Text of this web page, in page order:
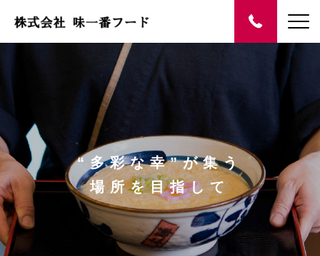
“多彩な幸”が集う
場所を目指して